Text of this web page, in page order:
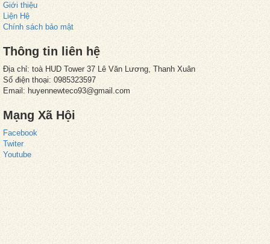
Giới thiệu
Liện Hệ
Chính sách bảo mật
Thông tin liên hệ
Địa chỉ: toà HUD Tower 37 Lê Văn Lương, Thanh Xuân
Số điện thoại: 0985323597
Email: huyennewteco93@gmail.com
Mạng Xã Hội
Facebook
Twiter
Youtube